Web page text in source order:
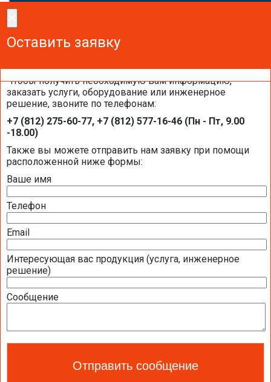
Оставить заявку
Оставить заявку
Чтобы получить необходимую вам информацию,
заказать услуги, оборудование или инженерное
решение, звоните по телефонам:
+7 (812) 275-60-77, +7 (812) 577-16-46 (Пн - Пт, 9.00
-18.00)
Также вы можете отправить нам заявку при помощи
расположенной ниже формы:
Ваше имя
Телефон
Email
Интересующая вас продукция (услуга, инженерное
решение)
Сообщение
Оставить заявку
Каталоги и брошюры BELIMO
Общая информация BELIMO
Презентация компании BELIMO 2016 (2,51
МБ)
Полная номенклатура продукции BELIMO
Приводы для воздушных клапанов
Полный обзор электроприводов для систем
вентиляции 2016 (17,5 МБ)
Каталог ЭЛЕКТРОПРИВОДЫ ДЛЯ
ВОЗДУШНЫХ ЗАСЛОНОК BELIMO 2016 (18,2